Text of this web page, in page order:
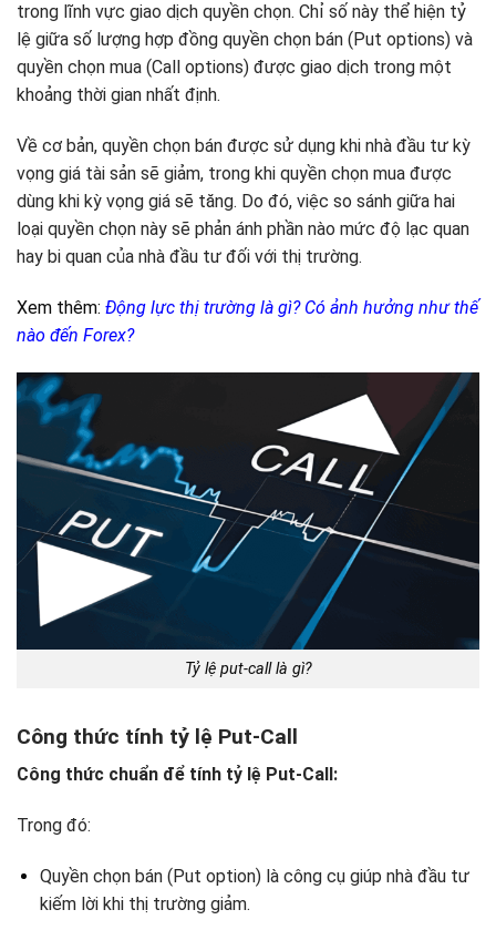
trong lĩnh vực giao dịch quyền chọn. Chỉ số này thể hiện tỷ
lệ giữa số lượng hợp đồng quyền chọn bán (Put options) và
quyền chọn mua (Call options) được giao dịch trong một
khoảng thời gian nhất định.
Về cơ bản, quyền chọn bán được sử dụng khi nhà đầu tư kỳ
vọng giá tài sản sẽ giảm, trong khi quyền chọn mua được
dùng khi kỳ vọng giá sẽ tăng. Do đó, việc so sánh giữa hai
loại quyền chọn này sẽ phản ánh phần nào mức độ lạc quan
hay bi quan của nhà đầu tư đối với thị trường.
Xem thêm: Động lực thị trường là gì? Có ảnh hưởng như thế
nào đến Forex?
Tỷ lệ put-call là gì?
Công thức tính tỷ lệ Put-Call
Công thức chuẩn để tính tỷ lệ Put-Call:
Trong đó:
Quyền chọn bán (Put option) là công cụ giúp nhà đầu tư
kiếm lời khi thị trường giảm.